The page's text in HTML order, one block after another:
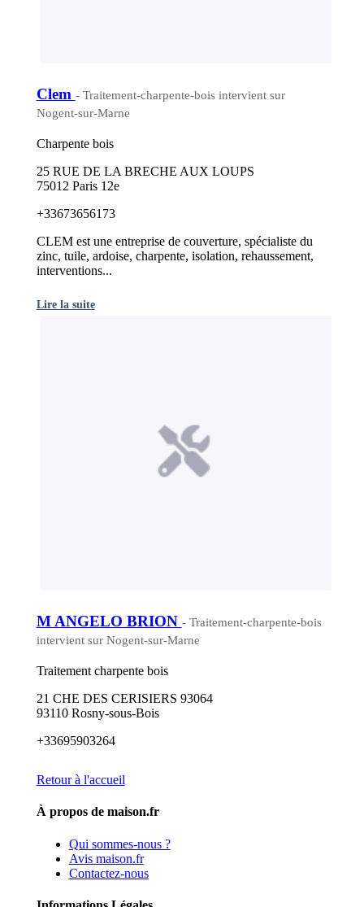
Clem - Traitement-charpente-bois intervient sur
Nogent-sur-Marne
Charpente bois
25 RUE DE LA BRECHE AUX LOUPS
75012 Paris 12e
+33673656173
CLEM est une entreprise de couverture, spécialiste du
zinc, tuile, ardoise, charpente, isolation, rehaussement,
interventions...
Lire la suite
M ANGELO BRION - Traitement-charpente-bois
intervient sur Nogent-sur-Marne
Traitement charpente bois
21 CHE DES CERISIERS 93064
93110 Rosny-sous-Bois
+33695903264
Retour à l'accueil
À propos de maison.fr
Qui sommes-nous ?
Avis maison.fr
Contactez-nous